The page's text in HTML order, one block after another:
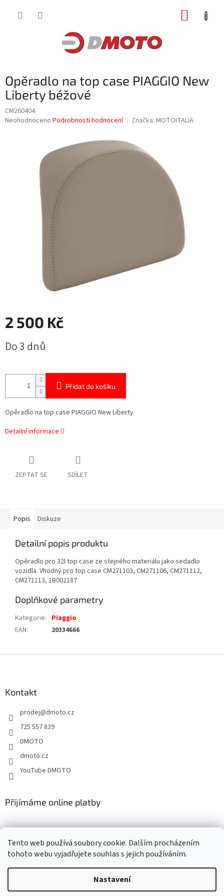
Tento web používá soubory cookie. Dalším procházením
tohoto webu vyjadřujete souhlas s jejich používáním.
Nastavení
Opěradlo na top case PIAGGIO New
Liberty béžové
CM260404
Průměrné
Neohodnoceno Podrobnosti hodnocení Značka: MOTOITALIA
2 500 Kč
cena:
Do 3 dnů
Přidat do košíku
Opěradlo na top case PIAGGIO New Liberty
Detailní informace
ZEPTAT SE SDÍLET
Popis Diskuze
Detailní popis produktu
Opěradlo pro 32l top case ze stejného materiálu jako sedadlo
vozidla. Vhodný pro top case CM271103, CM271106, CM271112,
CM271113, 1B002187
Doplňkové parametry
Kategorie: Piaggio
EAN: 20334666
Kontakt
prodej@dmoto.cz
725 557 839
DMOTO
dmoto.cz
YouTube DMOTO
Přijímáme online platby
Vytvořil Shoptet